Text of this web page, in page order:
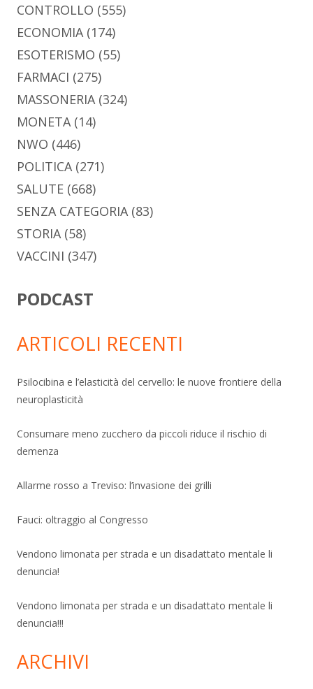
CONTROLLO (555)
ECONOMIA(174)
ESOTERISMO (55)
FARMACI (275)
MASSONERIA(324)
MONETA(14)
NWO (446)
POLITICA(271)
SALUTE (668)
SENZA CATEGORIA(83)
STORIA(58)
VACCINI (347)
PODCAST
ARTICOLI RECENTI
Psilocibina e l’elasticità del cervello: le nuove frontiere della
neuroplasticità
Consumare meno zucchero da piccoli riduce il rischio di
demenza
Allarme rosso a Treviso: l’invasione dei grilli
Fauci: oltraggio al Congresso
Vendono limonata per strada e un disadattato mentale li
denuncia!
Vendono limonata per strada e un disadattato mentale li
denuncia!!!
ARCHIVI